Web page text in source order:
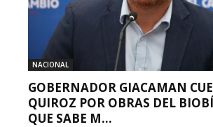
NACIONAL
GOBERNADOR GIACAMAN
QUIROZ POR OBRAS DEL
QUE SABE M...